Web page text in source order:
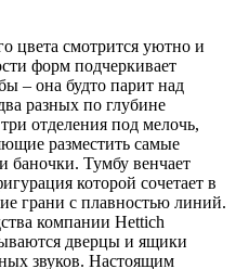
цвета смотрится уютно и
форм подчеркивает
– она будто парит над
разных по глубине
отделения под мелочь,
разместить самые
баночки. Тумбу венчает
которой сочетает в
грани с плавностью линий.
компании Hettich
дверцы и ящики
звуков. Настоящим